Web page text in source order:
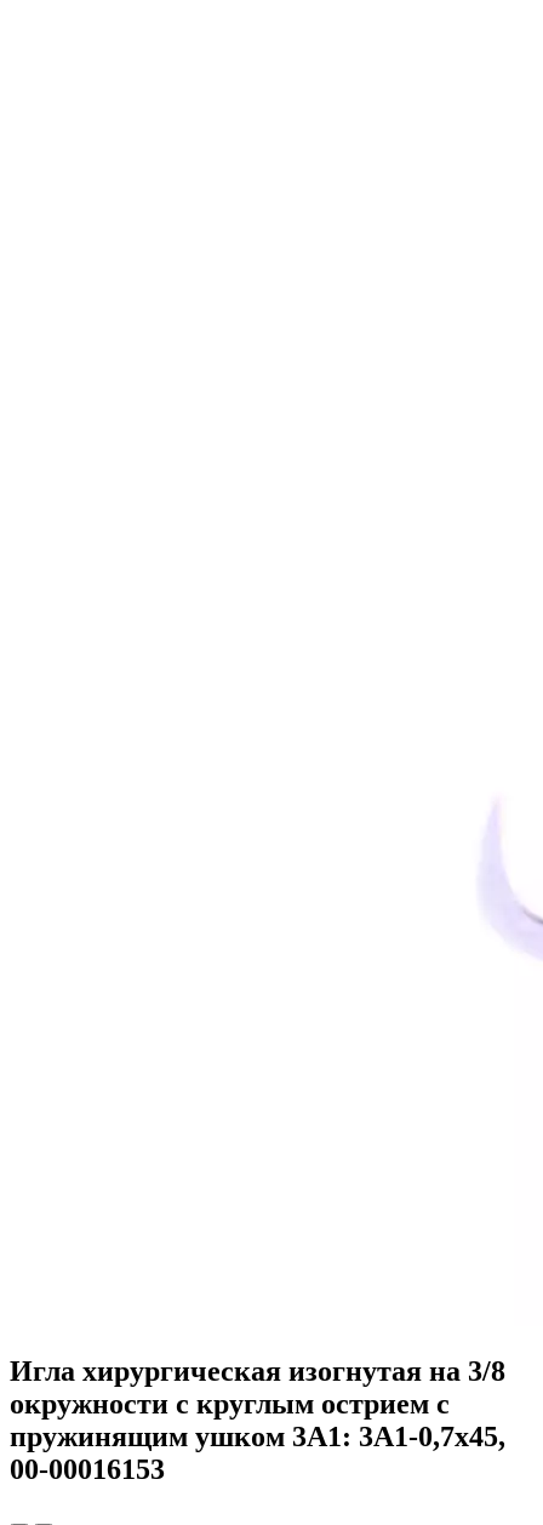
Игла хирургическая изогнутая на 3/8
окружности с круглым острием с
пружинящим ушком 3А1: 3А1-0,7х45,
00-00016153